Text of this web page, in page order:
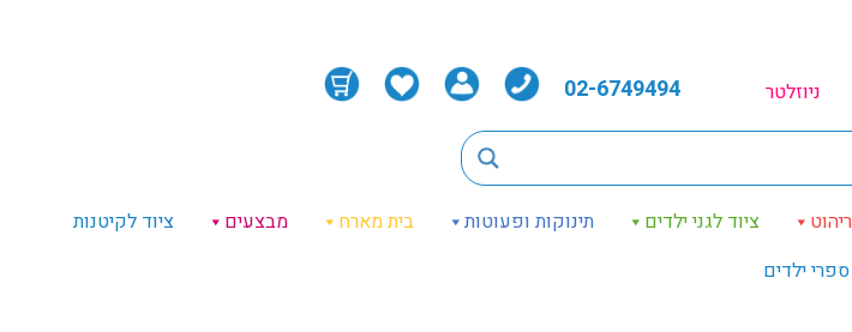
ניוזלטר 02-6749494
ציוד לגני ילדים תינוקות ופעוטות בית מארח מבצעים
ציוד לקיטנות
ספרי ילדים